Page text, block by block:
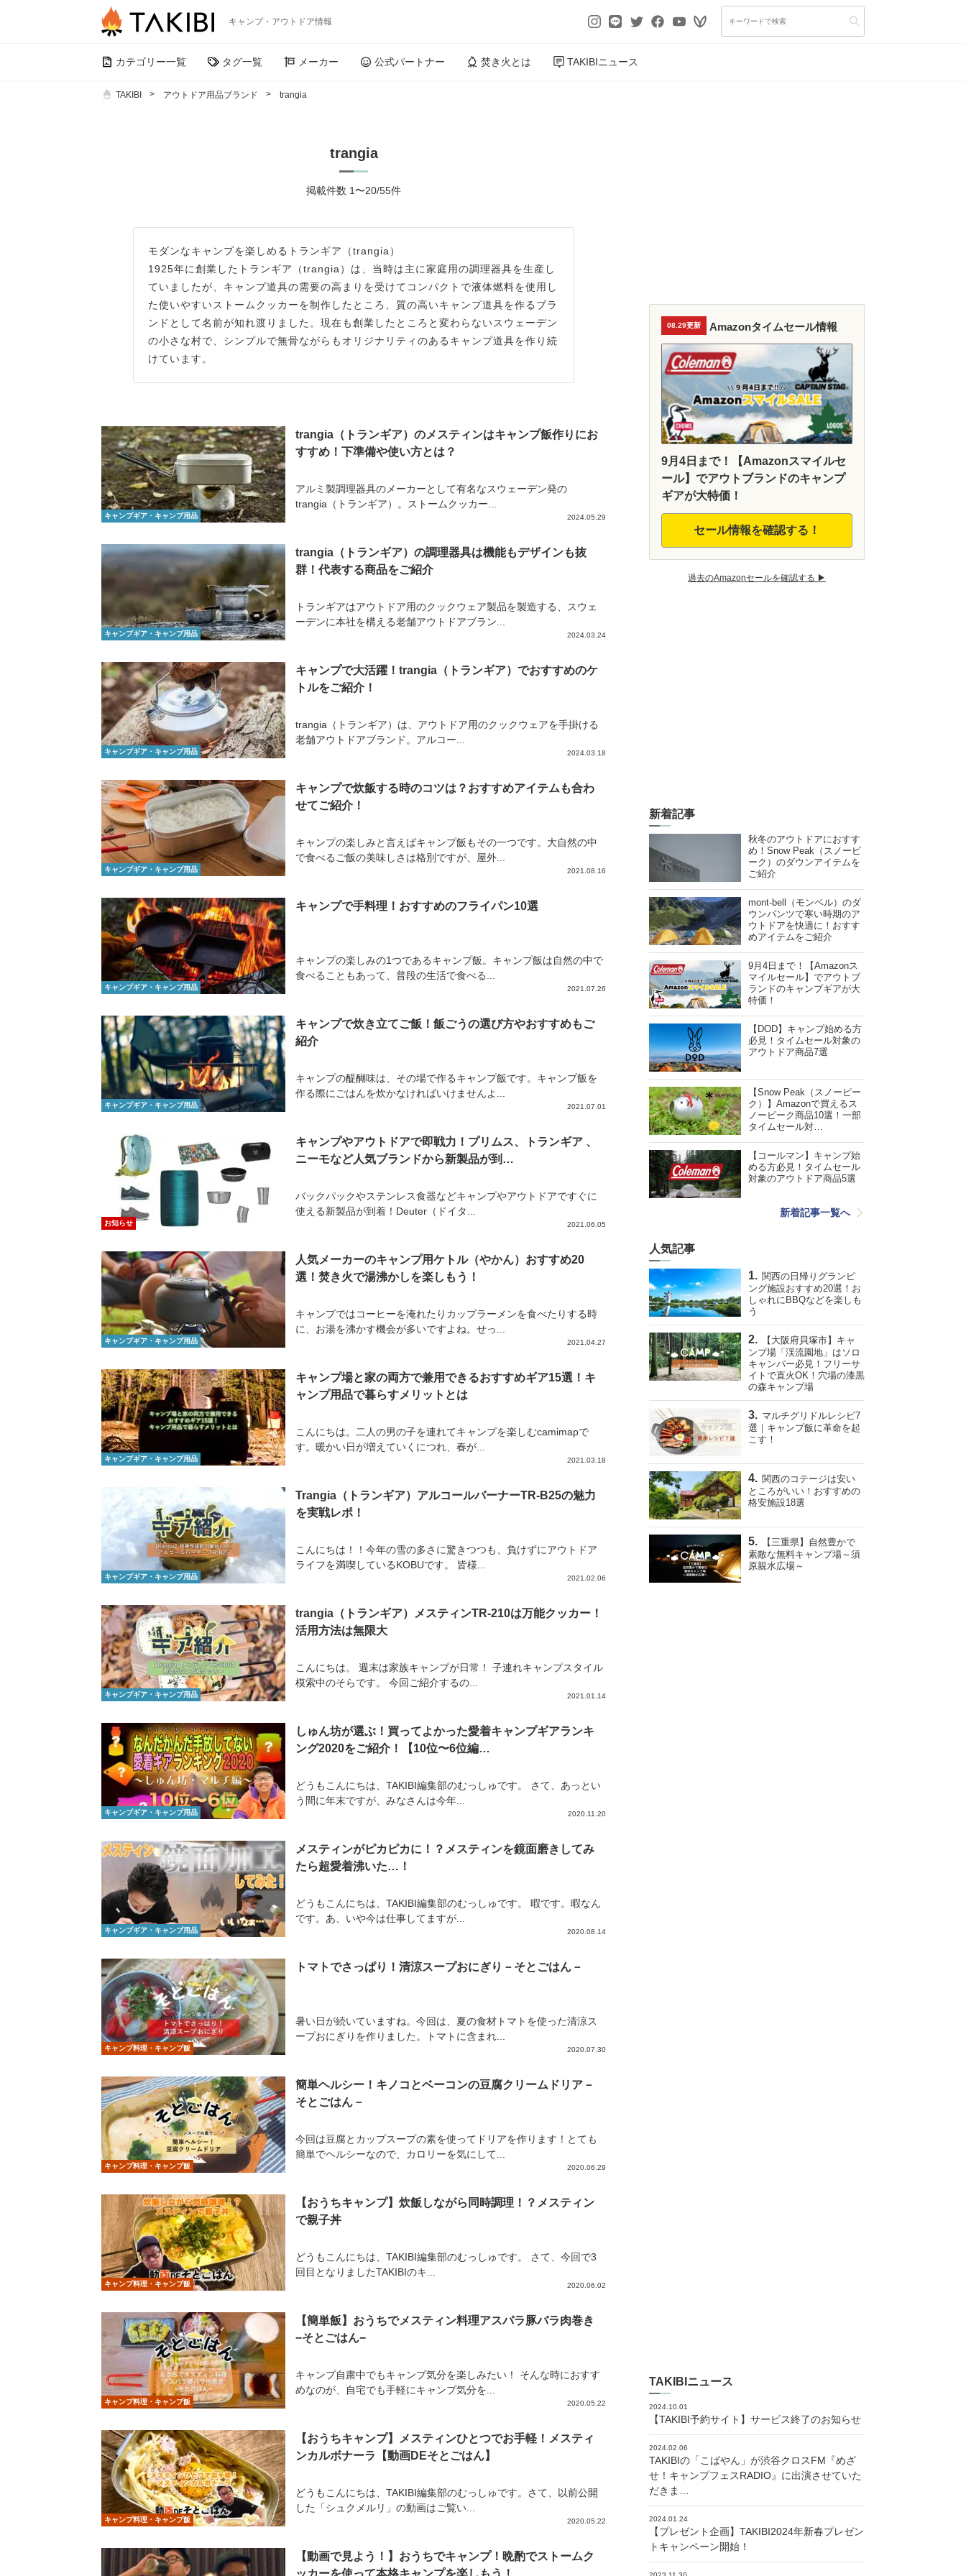
キャンプ・アウトドア情報
カテゴリー一覧 タグ一覧 メーカー 公式パートナー 焚き火とは TAKIBIニュース
TAKIBI アウトドア用品ブランド trangia
trangia
掲載件数 1〜20/55件
モダンなキャンプを楽しめるトランギア（trangia）
1925年に創業したトランギア（trangia）は、当時は主に家庭用の調理器具を生産し
ていましたが、キャンプ道具の需要の高まりを受けてコンパクトで液体燃料を使用し
た使いやすいストームクッカーを制作したところ、質の高いキャンプ道具を作るブラ
ンドとして名前が知れ渡りました。現在も創業したところと変わらないスウェーデン
の小さな村で、シンプルで無骨ながらもオリジナリティのあるキャンプ道具を作り続
けています。
キャンプギア・キャンプ用品
trangia（トランギア）のメスティンはキャンプ飯作りにお
すすめ！下準備や使い方とは？
アルミ製調理器具のメーカーとして有名なスウェーデン発の
trangia（トランギア）。ストームクッカー...
2024.05.29
キャンプギア・キャンプ用品
trangia（トランギア）の調理器具は機能もデザインも抜
群！代表する商品をご紹介
トランギアはアウトドア用のクックウェア製品を製造する、スウェ
ーデンに本社を構える老舗アウトドアブラン...
2024.03.24
キャンプギア・キャンプ用品
キャンプで大活躍！trangia（トランギア）でおすすめのケ
トルをご紹介！
trangia（トランギア）は、アウトドア用のクックウェアを手掛ける
老舗アウトドアブランド。アルコー...
2024.03.18
キャンプギア・キャンプ用品
キャンプで炊飯する時のコツは？おすすめアイテムも合わ
せてご紹介！
キャンプの楽しみと言えばキャンプ飯もその一つです。大自然の中
で食べるご飯の美味しさは格別ですが、屋外...
2021.08.16
キャンプギア・キャンプ用品
キャンプで手料理！おすすめのフライパン10選
キャンプの楽しみの1つであるキャンプ飯。キャンプ飯は自然の中で
食べることもあって、普段の生活で食べる...
2021.07.26
キャンプギア・キャンプ用品
キャンプで炊き立てご飯！飯ごうの選び方やおすすめもご
紹介
キャンプの醍醐味は、その場で作るキャンプ飯です。キャンプ飯を
作る際にごはんを炊かなければいけませんよ...
2021.07.01
お知らせ
キャンプやアウトドアで即戦力！プリムス、トランギア 、
ニーモなど人気ブランドから新製品が到…
バックパックやステンレス食器などキャンプやアウトドアですぐに
使える新製品が到着！Deuter（ドイタ...
2021.06.05
キャンプギア・キャンプ用品
人気メーカーのキャンプ用ケトル（やかん）おすすめ20
選！焚き火で湯沸かしを楽しもう！
キャンプではコーヒーを淹れたりカップラーメンを食べたりする時
に、お湯を沸かす機会が多いですよね。せっ...
2021.04.27
キャンプギア・キャンプ用品
キャンプ場と家の両方で兼用できるおすすめギア15選！キ
ャンプ用品で暮らすメリットとは
こんにちは。二人の男の子を連れてキャンプを楽しむcamimapで
す。暖かい日が増えていくにつれ、春が...
2021.03.18
キャンプギア・キャンプ用品
Trangia（トランギア）アルコールバーナーTR-B25の魅力
を実戦レポ！
こんにちは！！今年の雪の多さに驚きつつも、負けずにアウトドア
ライフを満喫しているKOBUです。 皆様...
2021.02.06
キャンプギア・キャンプ用品
trangia（トランギア）メスティンTR-210は万能クッカー！
活用方法は無限大
こんにちは。 週末は家族キャンプが日常！ 子連れキャンプスタイル
模索中のそらです。 今回ご紹介するの...
2021.01.14
キャンプギア・キャンプ用品
しゅん坊が選ぶ！買ってよかった愛着キャンプギアランキ
ング2020をご紹介！【10位〜6位編…
どうもこんにちは、TAKIBI編集部のむっしゅです。 さて、あっとい
う間に年末ですが、みなさんは今年...
2020.11.20
キャンプギア・キャンプ用品
メスティンがピカピカに！？メスティンを鏡面磨きしてみ
たら超愛着沸いた…！
どうもこんにちは、TAKIBI編集部のむっしゅです。 暇です。暇なん
です。あ、いや今は仕事してますが...
2020.08.14
キャンプ料理・キャンプ飯
トマトでさっぱり！清涼スープおにぎり－そとごはん－
暑い日が続いていますね。今回は、夏の食材トマトを使った清涼ス
ープおにぎりを作りました。トマトに含まれ...
2020.07.30
キャンプ料理・キャンプ飯
簡単ヘルシー！キノコとベーコンの豆腐クリームドリア－
そとごはん－
今回は豆腐とカップスープの素を使ってドリアを作ります！とても
簡単でヘルシーなので、カロリーを気にして...
2020.06.29
キャンプ料理・キャンプ飯
【おうちキャンプ】炊飯しながら同時調理！？メスティン
で親子丼
どうもこんにちは、TAKIBI編集部のむっしゅです。 さて、今回で3
回目となりましたTAKIBIのキ...
2020.06.02
キャンプ料理・キャンプ飯
【簡単飯】おうちでメスティン料理アスパラ豚バラ肉巻き
−そとごはん−
キャンプ自粛中でもキャンプ気分を楽しみたい！ そんな時におすす
めなのが、自宅でも手軽にキャンプ気分を...
2020.05.22
キャンプ料理・キャンプ飯
【おうちキャンプ】メスティンひとつでお手軽！メスティ
ンカルボナーラ【動画DEそとごはん】
どうもこんにちは、TAKIBI編集部のむっしゅです。さて、以前公開
した「シュクメルリ」の動画はご覧い...
2020.05.22
【動画で見よう！】おうちでキャンプ！晩酌でストームク
ッカーを使って本格キャンプを楽しもう！
08.29更新 Amazonタイムセール情報
9月4日まで！【Amazonスマイルセ
ール】でアウトブランドのキャンプ
ギアが大特価！
セール情報を確認する！
過去のAmazonセールを確認する ▶︎
新着記事
秋冬のアウトドアにおすす
め！Snow Peak（スノーピ
ーク）のダウンアイテムを
ご紹介
mont-bell（モンベル）のダ
ウンパンツで寒い時期のア
ウトドアを快適に！おすす
めアイテムをご紹介
9月4日まで！【Amazonス
マイルセール】でアウトブ
ランドのキャンプギアが大
特価！
【DOD】キャンプ始める方
必見！タイムセール対象の
アウトドア商品7選
【Snow Peak（スノーピー
ク）】Amazonで買えるス
ノーピーク商品10選！一部
タイムセール対…
【コールマン】キャンプ始
める方必見！タイムセール
対象のアウトドア商品5選
新着記事一覧へ
人気記事
関西の日帰りグランピ
ング施設おすすめ20選！お
しゃれにBBQなどを楽しも
う
【大阪府貝塚市】キャ
ンプ場「渓流園地」はソロ
キャンパー必見！フリーサ
イトで直火OK！穴場の漆黒
の森キャンプ場
マルチグリドルレシピ7
選｜キャンプ飯に革命を起
こす！
関西のコテージは安い
ところがいい！おすすめの
格安施設18選
【三重県】自然豊かで
素敵な無料キャンプ場～須
原親水広場～
TAKIBIニュース
2024.10.01
【TAKIBI予約サイト】サービス終了のお知らせ
2024.02.06
TAKIBIの「こばやん」が渋谷クロスFM『めざ
せ！キャンプフェスRADIO』に出演させていた
だきま…
2024.01.24
【プレゼント企画】TAKIBI2024年新春プレゼン
トキャンペーン開始！